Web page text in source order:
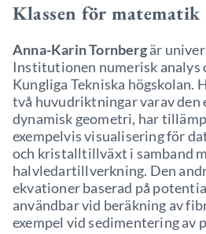
Klassen för matematik
Anna-Karin Tornbergär
Institutionen numerisk analys
Kungliga Tekniska högskolan.
två huvudriktningar varav den
dynamisk geometri, har
exempelvis visualisering för
och kristalltillväxt i samband
halvledartillverkning. Den
ekvationer baserad på
användbar vid beräkning av
exempel vid sedimentering av